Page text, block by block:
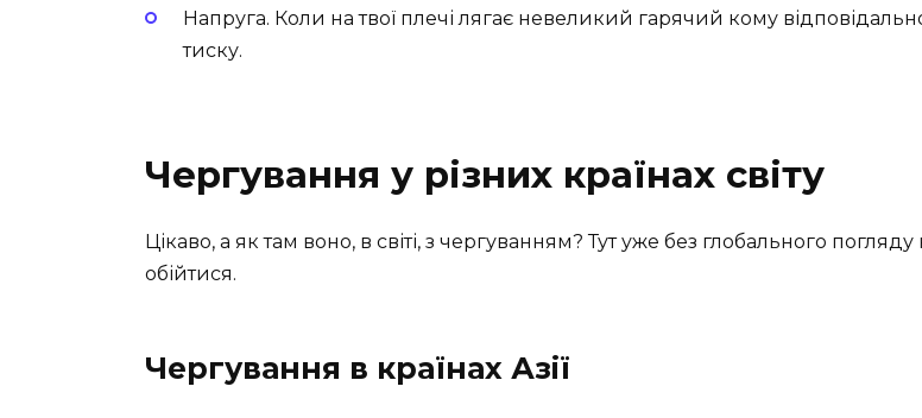
Напруга. Коли на твої плечі лягає невеликий гарячий кому
тиску.
Чергування у різних країнах світу
Цікаво, а як там воно, в світі, з чергуванням? Тут уже без глобального погляду
обійтися.
Чергування в країнах Азії